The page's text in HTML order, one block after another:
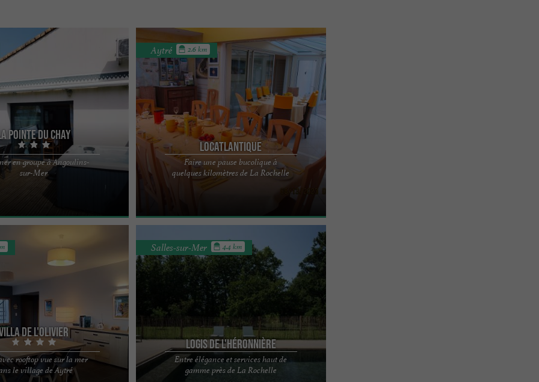
Pointe du Chay
en groupe à Angoulins-
sur-Mer
proche La Rochelle, Ile de Ré,
Fouras Située dans une
Locatlantique
Faire une pause bucolique à
quelques kilomètres de La Rochelle
Aytré 2.6 km
Locatlantique est une maison à l’accueil familial,
située à environ 4 kms du Vieux Port de La
de l'Olivier
rooftop vue sur la mer
le village de Aytré
de l'océan dans le village de
belle villa moderne accueille 8-9
Logis de l'héronnière
Entre élégance et services haut de
gamme près de La Rochelle
Salles-sur-Mer 4.4 km
LE LOGIS DE L’HÉRONIÈRE À SALLES-SUR-MER,
AUX PORTES DE LA ROCHELLE Présentation de